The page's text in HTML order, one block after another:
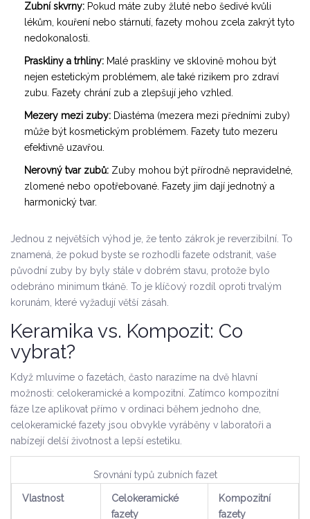
Zubní skvrny: Pokud máte zuby žluté nebo šedivé kvůli
lékům, kouření nebo stárnutí, fazety mohou zcela zakrýt tyto
nedokonalosti.
Praskliny a trhliny: Malé praskliny ve sklovině mohou být
nejen estetickým problémem, ale také rizikem pro zdraví
zubu. Fazety chrání zub a zlepšují jeho vzhled.
Mezery mezi zuby: Diastéma (mezera mezi předními zuby)
může být kosmetickým problémem. Fazety tuto mezeru
efektivně uzavřou.
Nerovný tvar zubů: Zuby mohou být přírodně nepravidelné,
zlomené nebo opotřebované. Fazety jim dají jednotný a
harmonický tvar.
Jednou z největších výhod je, že tento zákrok je reverzibilní. To
znamená, že pokud byste se rozhodli fazete odstranit, vaše
původní zuby by byly stále v dobrém stavu, protože bylo
odebráno minimum tkáně. To je klíčový rozdíl oproti trvalým
korunám, které vyžadují větší zásah.
Keramika vs. Kompozit: Co
vybrat?
Když mluvíme o fazetách, často narazíme na dvě hlavní
možnosti: celokeramické a kompozitní. Zatímco kompozitní
fáze lze aplikovat přímo v ordinaci během jednoho dne,
celokeramické fazety jsou obvykle vyráběny v laboratoři a
nabízejí delší životnost a lepší estetiku.
Srovnání typů zubních fazet
Vlastnost
Celokeramické
fazety
Kompozitní
fazety